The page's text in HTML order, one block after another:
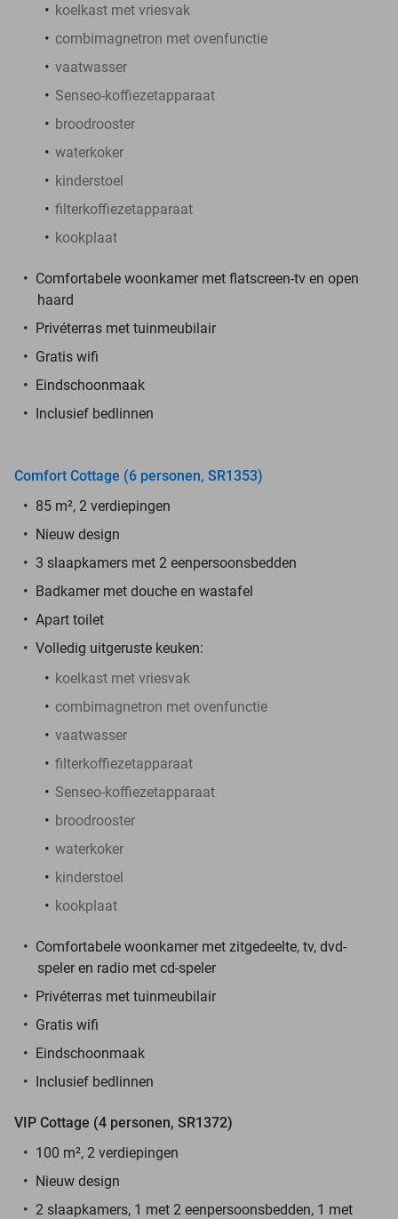
koelkast met vriesvak
combimagnetron met ovenfunctie
vaatwasser
Senseo-koffiezetapparaat
broodrooster
waterkoker
kinderstoel
filterkoffiezetapparaat
kookplaat
Comfortabele woonkamer met flatscreen-tv en open
haard
Privéterras met tuinmeubilair
Gratis wifi
Eindschoonmaak
Inclusief bedlinnen
Comfort Cottage (6 personen, SR1353)
85 m², 2 verdiepingen
Nieuw design
3 slaapkamers met 2 eenpersoonsbedden
Badkamer met douche en wastafel
Apart toilet
Volledig uitgeruste keuken:
koelkast met vriesvak
combimagnetron met ovenfunctie
vaatwasser
filterkoffiezetapparaat
Senseo-koffiezetapparaat
broodrooster
waterkoker
kinderstoel
kookplaat
Comfortabele woonkamer met zitgedeelte, tv, dvd-
speler en radio met cd-speler
Privéterras met tuinmeubilair
Gratis wifi
Eindschoonmaak
Inclusief bedlinnen
VIP Cottage (4 personen, SR1372)
100 m², 2 verdiepingen
Nieuw design
2 slaapkamers, 1 met 2 eenpersoonsbedden, 1 met